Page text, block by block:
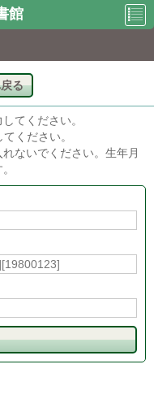
館
利用者のペ
ージ
予約の多い
本
おすすめブ
図書館から
録
る
てください。
ください。
ないでください。生年月